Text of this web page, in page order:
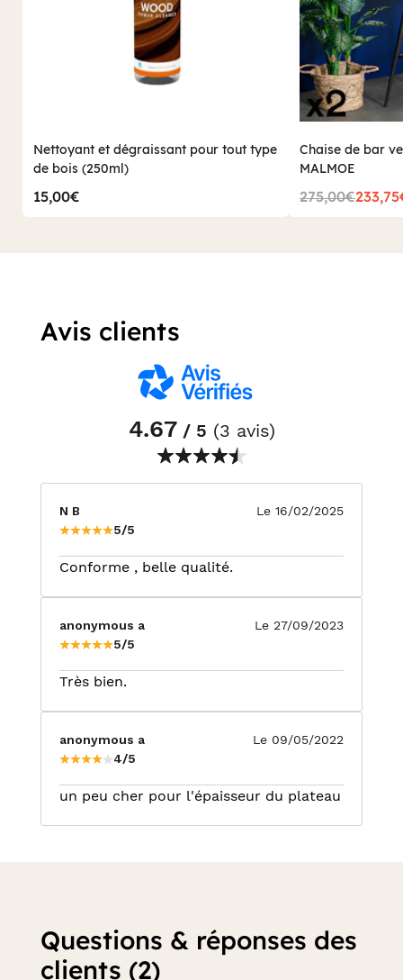
Nettoyant et dégraissant pour tout type
de bois (250ml)
15,00€
Chaise de bar
MALMOE
275,00€
Avis clients
4.67/ 5 (3 avis)
N B
5/5
Le 16/02/2025
Conforme , belle qualité.
anonymous a
5/5
Le 27/09/2023
Très bien.
anonymous a
4/5
Le 09/05/2022
un peu cher pour l'épaisseur du plateau
Questions & réponses des
clients (2)